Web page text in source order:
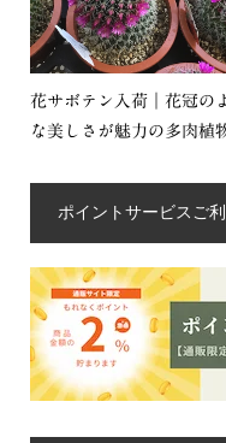
花サボテン入荷｜花冠の
な美しさが魅力の多肉植物
ポイントサービスご